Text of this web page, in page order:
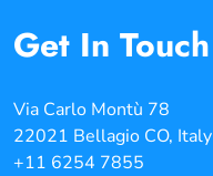
Get In Touch
Via Carlo Montù 78
22021 Bellagio CO, Italy
+11 6254 7855